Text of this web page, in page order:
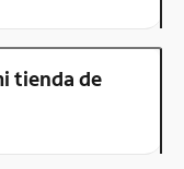
tienda de